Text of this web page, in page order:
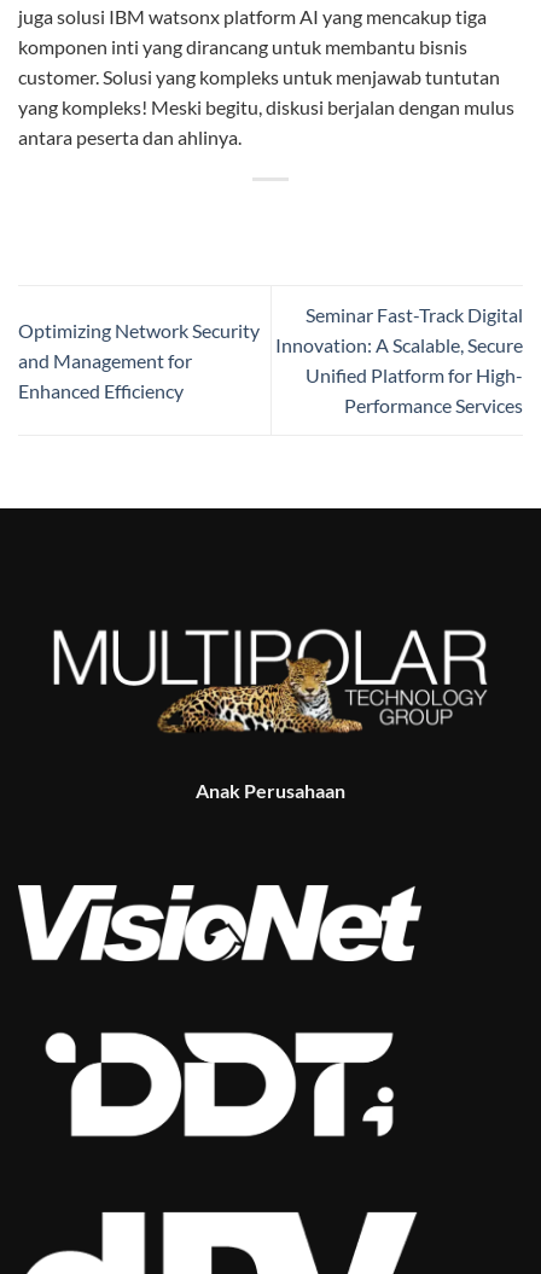
juga solusi IBM watsonx platform AI yang mencakup tiga
komponen inti yang dirancang untuk membantu bisnis
customer. Solusi yang kompleks untuk menjawab tuntutan
yang kompleks! Meski begitu, diskusi berjalan dengan mulus
antara peserta dan ahlinya.
Optimizing Network Security
and Management for
Enhanced Efficiency
Seminar Fast-Track Digital
Innovation: A Scalable, Secure
Unified Platform for High-
Performance Services
Anak Perusahaan